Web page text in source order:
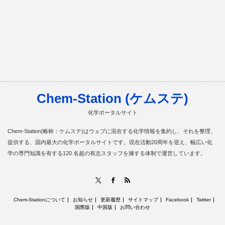
Chem-Station (ケムステ)
化学ポータルサイト
Chem-Station(略称：ケムステ)はウェブに混在する化学情報を集約し、それを整理、
提供する、国内最大の化学ポータルサイトです。現在活動20周年を迎え、幅広い化
学の専門知識を有する120 名超の有志スタッフを擁する体制で運営しています。
Facebook
Chem-Stationについて お知らせ 更新履歴 サイトマップ Facebook
Twitter
国際版
中国版 お問い合わせ